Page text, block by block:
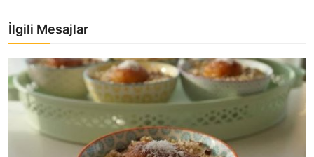
İlgili Mesajlar